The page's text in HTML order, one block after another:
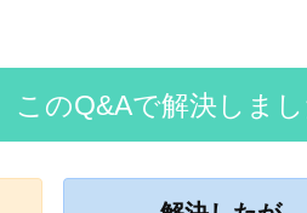
このQ&Aで解決しま